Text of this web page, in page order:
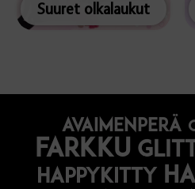
Suuret olkalaukut
avaimenperä
farkku
happykitty